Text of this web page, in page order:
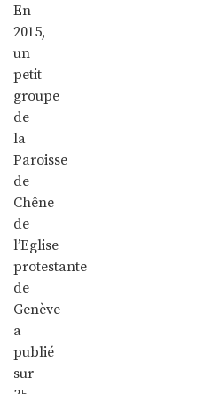
En
2015,
un
petit
groupe
de
la
Paroisse
de
Chêne
de
l’Eglise
protestante
de
Genève
a
publié
sur